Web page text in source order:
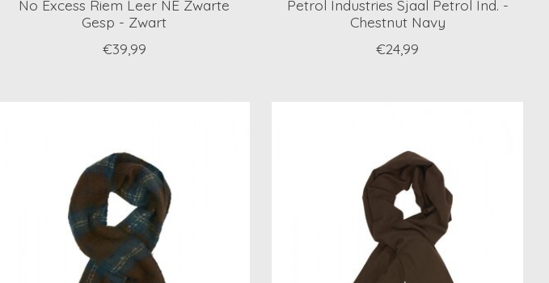
No Excess Riem Leer NE Zwarte
Gesp - Zwart
€39,99
Petrol Industries Sjaal Petrol Ind. -
Chestnut Navy
€24,99